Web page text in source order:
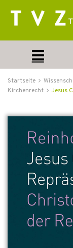
Startseite
Kirchenrecht
Jesus